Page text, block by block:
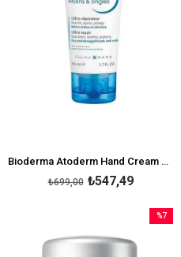
Bioderma Atoderm Hand Cream 50 ml-Bioderma El Kremi
₺547,49
₺699,00
%7